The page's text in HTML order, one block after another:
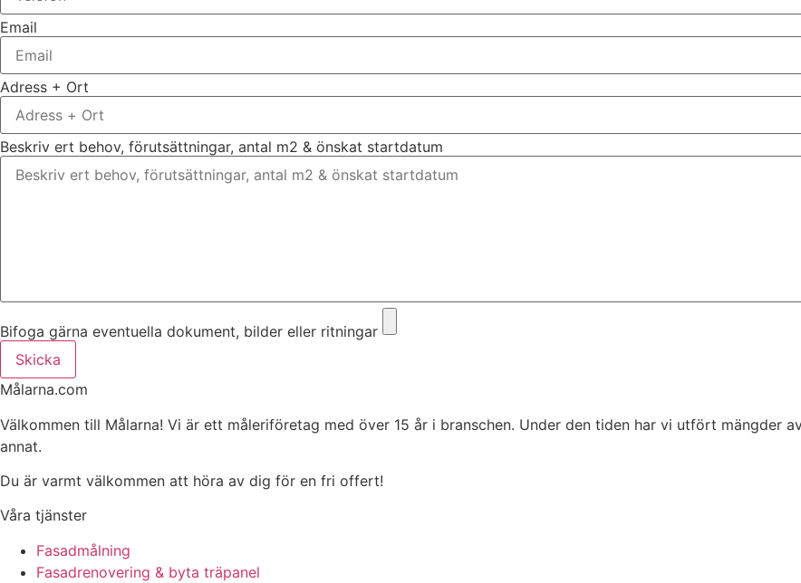
Email
Adress + Ort
Beskriv ert behov, förutsättningar, antal m2 & önskat startdatum
Bifoga gärna eventuella dokument, bilder eller ritningar
Skicka
Målarna.com
Välkommen till Målarna! Vi är ett måleriföretag med över 15 år i branschen. Under den tiden har vi utfört mängder
annat.
Du är varmt välkommen att höra av dig för en fri offert!
Våra tjänster
Fasadmålning
Fasadrenovering & byta träpanel